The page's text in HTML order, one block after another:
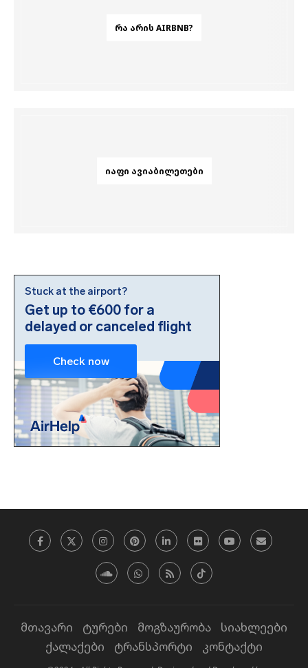
ᲠᲐ ᲐᲠᲘᲡ AIRBNB?
ᲘᲐᲤᲘ ᲐᲕᲘᲐᲑᲘᲚᲔᲗᲔᲑᲘ
მთავარი ტურები მოგზაურობა
სიახლეები
ქალაქები
ტრანსპორტი კონტაქტი